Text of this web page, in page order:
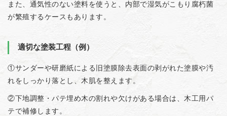
また、通気性のない塗料を使うと、内部で湿気がこもり腐朽菌
が繁殖するケースもあります。
適切な塗装工程（例）
①サンダーや研磨紙による旧塗膜除去表面の剥がれた塗膜や汚
れをしっかり落とし、木肌を整えます。
②下地調整・パテ埋め木の割れや欠けがある場合は、木工用パ
テで補修します。